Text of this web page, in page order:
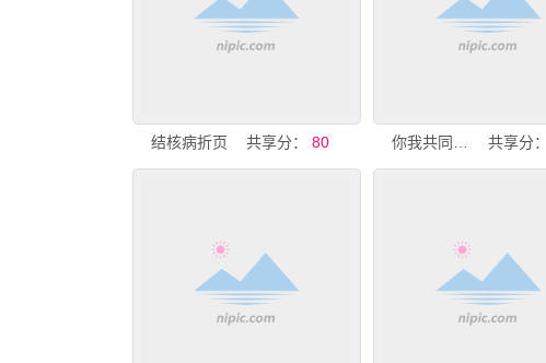
结核病折页 共享分：80 共享分：